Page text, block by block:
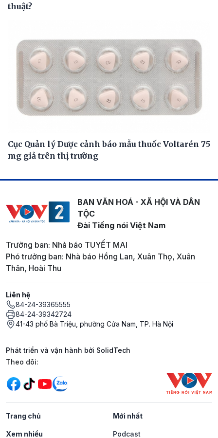
thuật?
Cục Quản lý Dược cảnh báo mẫu thuốc Voltarén 75
mg giả trên thị trường
BAN VĂN HOÁ - XÃ HỘI VÀ DÂN
TỘC
Đài Tiếng nói Việt Nam
Trưởng ban: Nhà báo TUYẾT MAI
Phó trưởng ban: Nhà báo Hồng Lan, Xuân Thọ, Xuân
Thân, Hoài Thu
Liên hệ
84-24-39365555
84-24-39342724
41-43 phố Bà Triệu, phường Cửa Nam, TP. Hà Nội
Phát triển và vận hành bởi SolidTech
Mạng xã hội
Theo dõi:
Trang chủ Mới nhất
Xem nhiều Podcast